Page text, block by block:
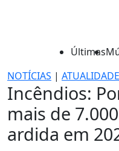
Últimas
NOTÍCIAS | ATUALIDADE
Incêndios:
mais de
ardida em